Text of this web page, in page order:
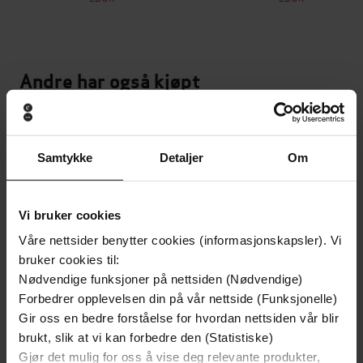
Samtykke Detaljer Om
Vi bruker cookies
Våre nettsider benytter cookies (informasjonskapsler). Vi
bruker cookies til:
Nødvendige funksjoner på nettsiden (Nødvendige)
Forbedrer opplevelsen din på vår nettside (Funksjonelle)
Gir oss en bedre forståelse for hvordan nettsiden vår blir
brukt, slik at vi kan forbedre den (Statistiske)
Gjør det mulig for oss å vise deg relevante produkter,
Andre har også kjøpt